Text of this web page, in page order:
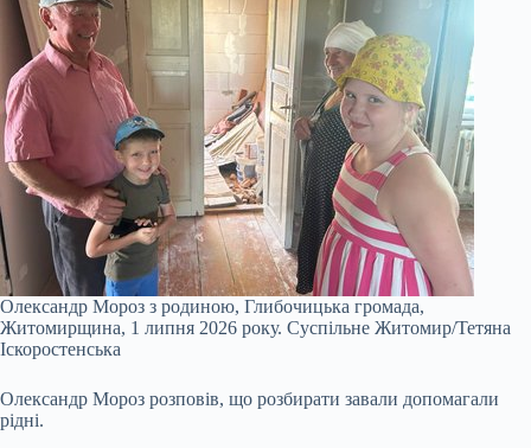
Олександр Мороз з родиною, Глибочицька громада,
Житомирщина, 1 липня 2026 року. Суспільне Житомир/Тетяна
Іскоростенська
Олександр Мороз розповів, що розбирати завали допомагали
рідні.